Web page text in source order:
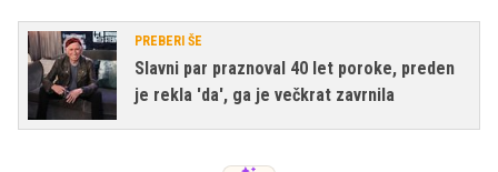
PREBERI ŠE
Slavni par praznoval 40 let poroke, preden
je rekla 'da', ga je večkrat zavrnila